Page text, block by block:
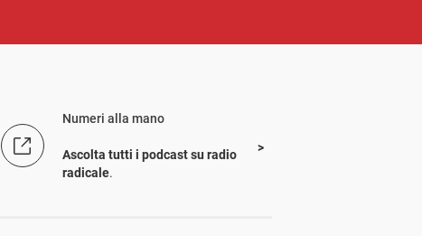
Numeri alla mano
Ascolta tutti i podcast su radio
radicale.